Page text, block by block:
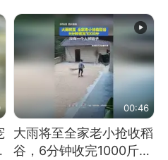
快乐长这样
00:46
大雨将至全家老小抢收稻
谷，6分钟收完1000斤，